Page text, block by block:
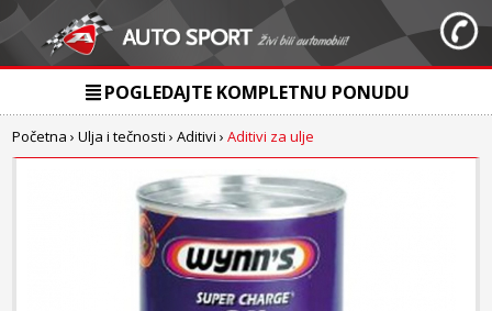
POGLEDAJTE KOMPLETNU PONUDU
Početna ›Ulja i tečnosti ›Aditivi ›Aditivi za ulje